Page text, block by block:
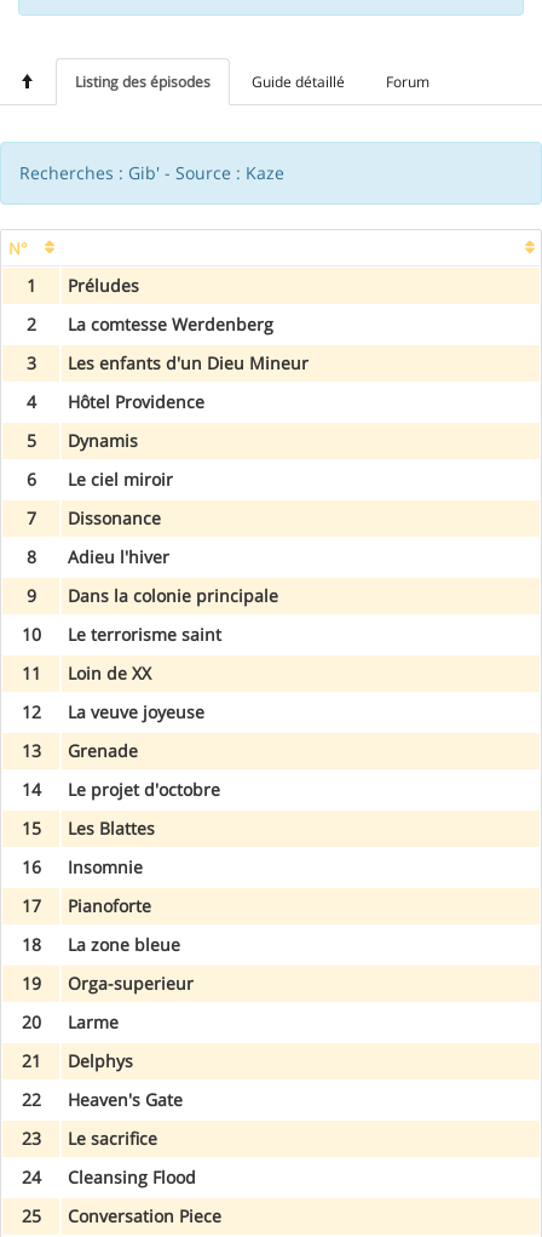
Listing des épisodes Guide détaillé Forum
Recherches : Gib' - Source : Kaze
N°
1
Préludes
2
La comtesse Werdenberg
3
Les enfants d'un Dieu Mineur
4
Hôtel Providence
5
Dynamis
6
Le ciel miroir
7
Dissonance
8
Adieu l'hiver
9
Dans la colonie principale
10
Le terrorisme saint
11
Loin de XX
12
La veuve joyeuse
13
Grenade
14
Le projet d'octobre
15
Les Blattes
16
Insomnie
17
Pianoforte
18
La zone bleue
19
Orga-superieur
20
Larme
21
Delphys
22
Heaven's Gate
23
Le sacrifice
24
Cleansing Flood
25
Conversation Piece